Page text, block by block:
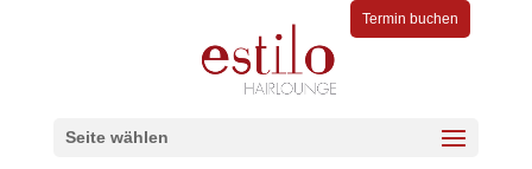
Termin buchen
Seite wählen